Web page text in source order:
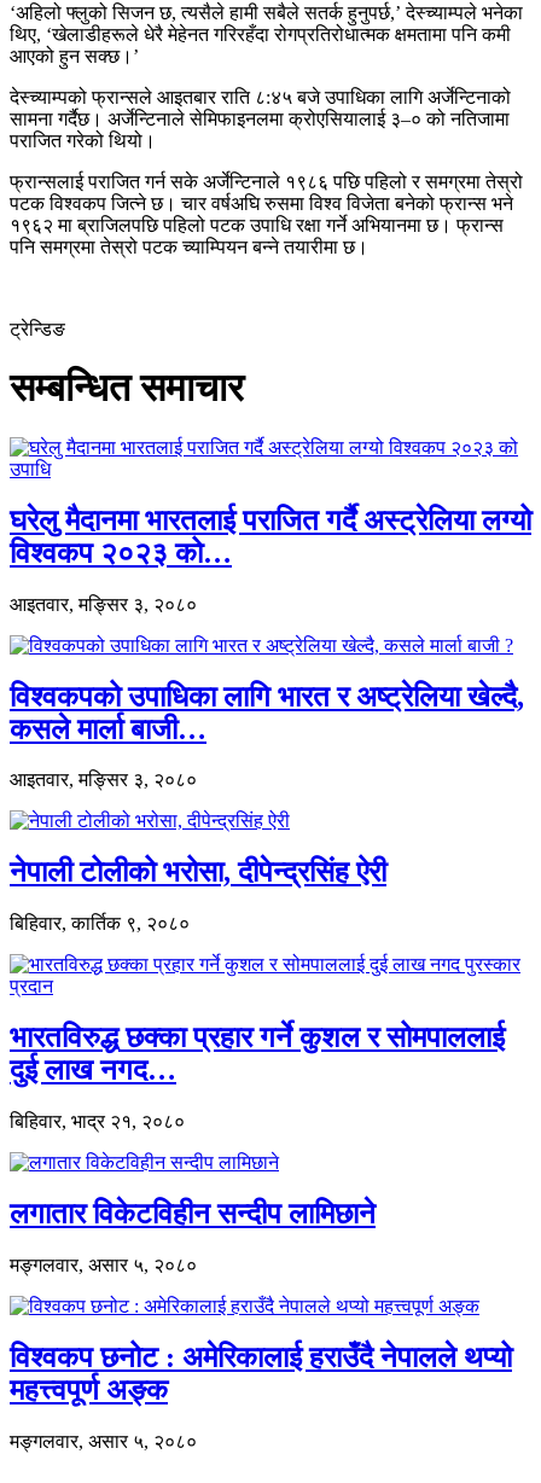
‘अहिलो फ्लुको सिजन छ, त्यसैले हामी सबैले सतर्क हुनुपर्छ,’ देस्च्याम्पले भनेका
थिए, ‘खेलाडीहरूले धेरै मेहेनत गरिरहँदा रोगप्रतिरोधात्मक क्षमतामा पनि कमी
आएको हुन सक्छ।’
देस्च्याम्पको फ्रान्सले आइतबार राति ८:४५ बजे उपाधिका लागि अर्जेन्टिनाको
सामना गर्दैछ। अर्जेन्टिनाले सेमिफाइनलमा क्रोएसियालाई ३–० को नतिजामा
पराजित गरेको थियो।
फ्रान्सलाई पराजित गर्न सके अर्जेन्टिनाले १९८६ पछि पहिलो र समग्रमा तेस्रो
पटक विश्वकप जित्ने छ। चार वर्षअघि रुसमा विश्व विजेता बनेको फ्रान्स भने
१९६२ मा ब्राजिलपछि पहिलो पटक उपाधि रक्षा गर्ने अभियानमा छ। फ्रान्स
पनि समग्रमा तेस्रो पटक च्याम्पियन बन्ने तयारीमा छ।
ट्रेन्डिङ
सम्बन्धित समाचार
घरेलु मैदानमा भारतलाई पराजित गर्दै अस्ट्रेलिया लग्यो
विश्वकप २०२३ को…
आइतवार, मङ्सिर ३, २०८०
विश्वकपको उपाधिका लागि भारत र अष्ट्रेलिया खेल्दै,
कसले मार्ला बाजी…
आइतवार, मङ्सिर ३, २०८०
नेपाली टोलीको भरोसा, दीपेन्द्रसिंह ऐरी
बिहिवार, कार्तिक ९, २०८०
भारतविरुद्ध छक्का प्रहार गर्ने कुशल र सोमपाललाई
दुई लाख नगद…
बिहिवार, भाद्र २१, २०८०
लगातार विकेटविहीन सन्दीप लामिछाने
मङ्गलवार, असार ५, २०८०
विश्वकप छनोट : अमेरिकालाई हराउँदै नेपालले थप्यो
महत्त्वपूर्ण अङ्क
मङ्गलवार, असार ५, २०८०